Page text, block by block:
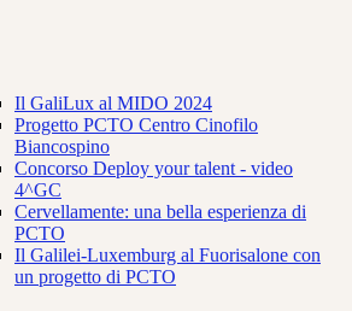
Il GaliLux al MIDO 2024
Progetto PCTO Centro Cinofilo
Biancospino
Concorso Deploy your talent - video
4^GC
Cervellamente: una bella esperienza di
PCTO
Il Galilei-Luxemburg al Fuorisalone con
un progetto di PCTO